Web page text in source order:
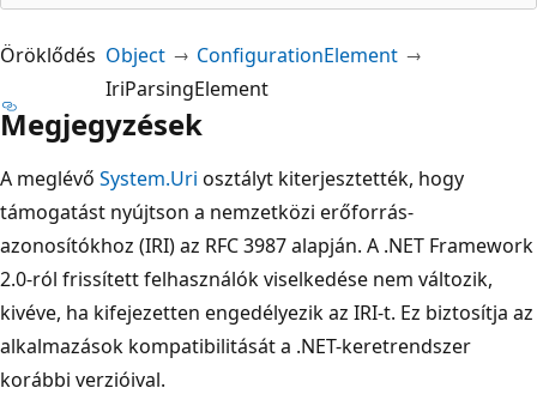
Öröklődés Object
ConfigurationElement
IriParsingElement
Megjegyzések
A meglévő System.Uri osztályt kiterjesztették, hogy
támogatást nyújtson a nemzetközi erőforrás-
azonosítókhoz (IRI) az RFC 3987 alapján. A .NET Framework
2.0-ról frissített felhasználók viselkedése nem változik,
kivéve, ha kifejezetten engedélyezik az IRI-t. Ez biztosítja az
alkalmazások kompatibilitását a .NET-keretrendszer
korábbi verzióival.